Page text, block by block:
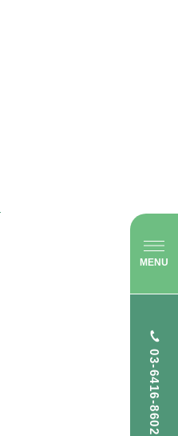
MENU
03-6416-8602